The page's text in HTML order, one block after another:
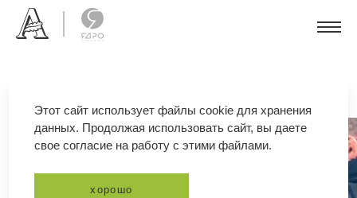
Этот сайт использует файлы cookie для хранения
данных. Продолжая использовать сайт, вы даете
свое согласие на работу с этими файлами.
хорошо